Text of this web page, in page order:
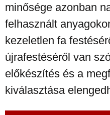
minősége azonban
felhasznált
kezeletlen fa
újrafestéséről van
előkészítés és a
kiválasztása